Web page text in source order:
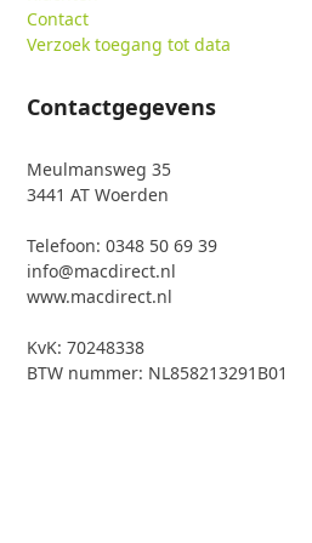
Contact
Verzoek toegang tot data
Contactgegevens
Meulmansweg 35
3441 AT Woerden
Telefoon: 0348 50 69 39
info@macdirect.nl
www.macdirect.nl
KvK: 70248338
BTW nummer: NL858213291B01